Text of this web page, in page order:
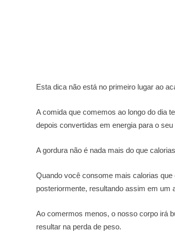
Esta dica não está no primeiro lugar ao
A comida que comemos ao longo do dia
depois convertidas em energia para o
A gordura não é nada mais do que
Quando você consome mais calorias
posteriormente, resultando assim em um
Ao comermos menos, o nosso corpo irá
resultar na perda de peso.